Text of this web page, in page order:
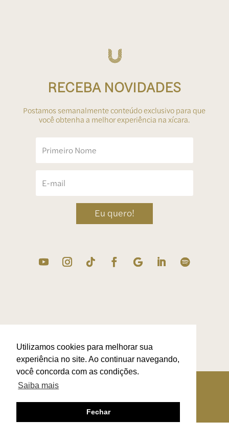
Utilizamos cookies para melhorar sua
experiência no site. Ao continuar navegando,
você concorda com as condições.
Saiba mais
Fechar
RECEBA NOVIDADES
Postamos semanalmente conteúdo exclusivo para que
você obtenha a melhor experiência na xícara.
Eu quero!
Termos de Uso
Pinheiros – São Lourenço – MG – Brasil –
37470-000 – 08.374.210/0001-51